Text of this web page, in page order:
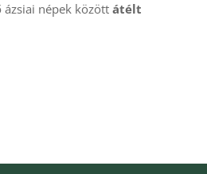
népek között átélt